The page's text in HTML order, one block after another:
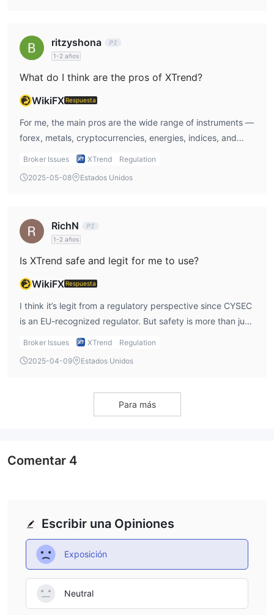
ritzyshona
1-2 años
What do I think are the pros of XTrend?
WikiFX Respuesta
For me, the main pros are the wide range of instruments —
forex, metals, cryptocurrencies, energies, indices, and
shares — plus spreads from 0.1 pips, which are great for
me extra confidence in compliance.
Broker Issues XTrend
Regulation
2025-05-08
Estados Unidos
RichN
1-2 años
Is XTrend safe and legit for me to use?
WikiFX Respuesta
I think it’s legit from a regulatory perspective since CYSEC
is an EU-recognized regulator. But safety is more than just
a license — I also consider fund storage, trade execution,
developed app instead of MT4/MT5, I would test its
Broker Issues XTrend
Regulation
2025-04-09
Estados Unidos
Para más
Escribir una Opiniones
Exposición
Neutral
Comentar 4